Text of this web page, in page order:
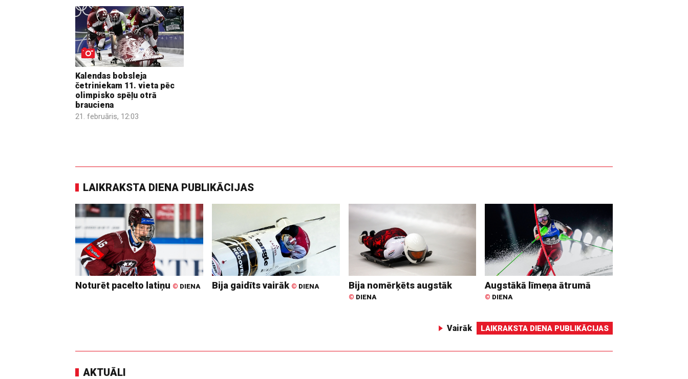
Kalendas bobsleja
četriniekam 11. vieta pēc
olimpisko spēļu otrā
brauciena
21. februāris, 12:03
LAIKRAKSTA DIENA PUBLIKĀCIJAS
Noturēt pacelto latiņu © DIENA Bija gaidīts vairāk © DIENA Bija nomērķēts augstāk
© DIENA
Augstākā līmeņa ātrumā
© DIENA
Vairāk LAIKRAKSTA DIENA PUBLIKĀCIJAS
AKTUĀLI